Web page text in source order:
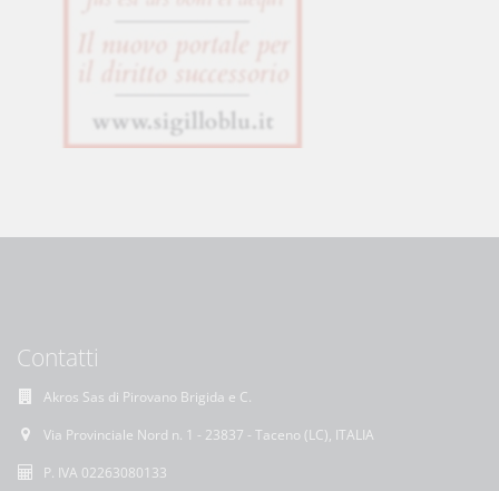
Contatti
Akros Sas di Pirovano Brigida e C.
Via Provinciale Nord n. 1 - 23837 - Taceno (LC), ITALIA
P. IVA 02263080133